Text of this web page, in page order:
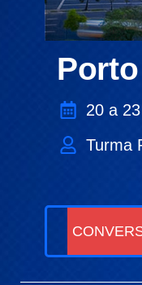
20 a
Turma